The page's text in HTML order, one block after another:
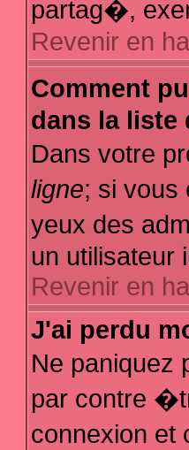
partag�,
Revenir en
Comment
dans la liste
Dans votre
ligne; si vous
yeux des
un utilisateur
Revenir en
J'ai perdu
Ne paniquez
par contre
connexion et